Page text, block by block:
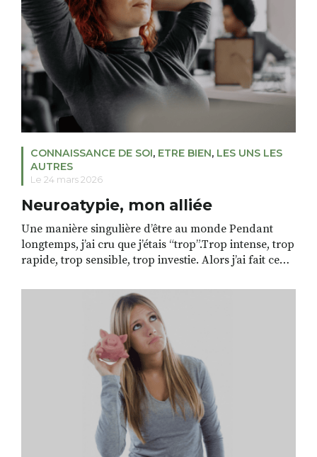
CONNAISSANCE DE SOI, ETRE BIEN, LES UNS LES
AUTRES
Le 24 mars 2026
Neuroatypie, mon alliée
Une manière singulière d’être au monde Pendant
longtemps, j’ai cru que j’étais “trop”.Trop intense, trop
rapide, trop sensible, trop investie. Alors j’ai fait ce
m’adapter, de rentrer dans un rythme qui ne
m’appartenait pas vraiment. Jusqu’au jour où, à
travers mon quotidien et celui de […]